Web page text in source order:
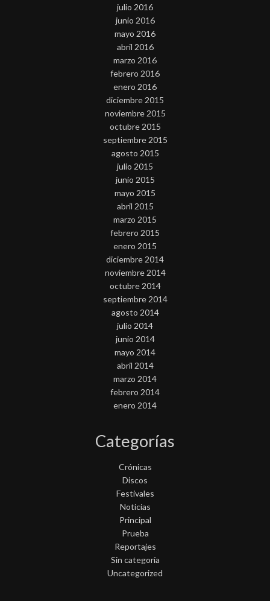
julio 2016
junio 2016
mayo 2016
abril 2016
marzo 2016
febrero 2016
enero 2016
diciembre 2015
noviembre 2015
octubre 2015
septiembre 2015
agosto 2015
julio 2015
junio 2015
mayo 2015
abril 2015
marzo 2015
febrero 2015
enero 2015
diciembre 2014
noviembre 2014
octubre 2014
septiembre 2014
agosto 2014
julio 2014
junio 2014
mayo 2014
abril 2014
marzo 2014
febrero 2014
enero 2014
Categorías
Crónicas
Discos
Festivales
Noticias
Principal
Prueba
Reportajes
Sin categoría
Uncategorized